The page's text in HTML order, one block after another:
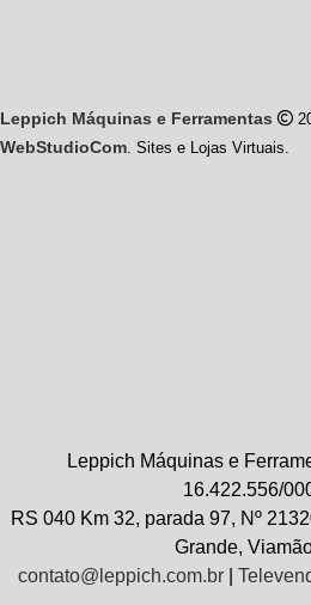
Leppich Máquinas e Ferramentas
WebStudioCom . Sites e Lojas Virtuais.
Leppich Máquinas e
16.422.556/
RS 040 Km 32, parada 97, Nº
Grande,
contato@leppich.com.br